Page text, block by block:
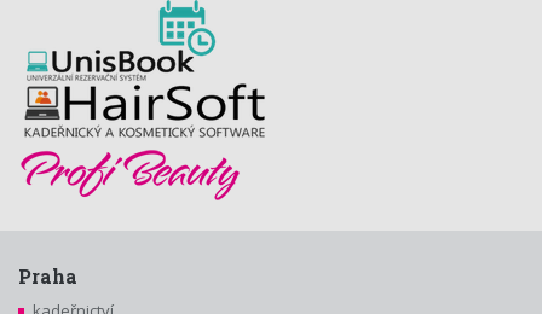
Praha